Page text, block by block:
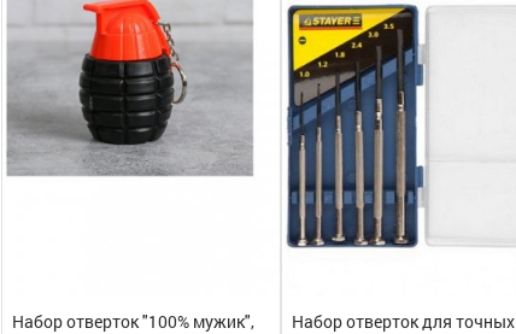
Набор отверток "100% мужик",
Набор отверток для точных